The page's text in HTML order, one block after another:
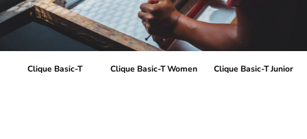
Clique Basic-T Clique Basic-T Women Clique Basic-T Junior